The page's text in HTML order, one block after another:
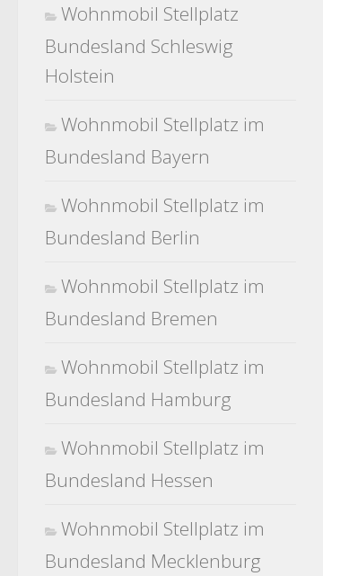
Wohnmobil Stellplatz
Bundesland Schleswig
Holstein
Wohnmobil Stellplatz im
Bundesland Bayern
Wohnmobil Stellplatz im
Bundesland Berlin
Wohnmobil Stellplatz im
Bundesland Bremen
Wohnmobil Stellplatz im
Bundesland Hamburg
Wohnmobil Stellplatz im
Bundesland Hessen
Wohnmobil Stellplatz im
Bundesland Mecklenburg